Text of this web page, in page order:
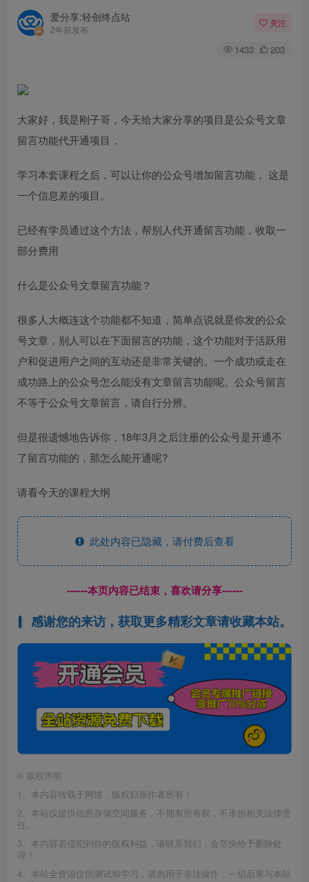
爱分享:轻创终点站
2年前发布
关注
1433 203
大家好，我是刚子哥，今天给大家分享的项目是公众号文章
留言功能代开通项目，
学习本套课程之后，可以让你的公众号增加留言功能， 这是
一个信息差的项目。
已经有学员通过这个方法，帮别人代开通留言功能，收取一
部分费用
什么是公众号文章留言功能？
很多人大概连这个功能都不知道，简单点说就是你发的公众
号文章，别人可以在下面留言的功能，这个功能对于活跃用
户和促进用户之间的互动还是非常关键的。一个成功或走在
成功路上的公众号怎么能没有文章留言功能呢。公众号留言
不等于公众号文章留言，请自行分辨。
但是很遗憾地告诉你，18年3月之后注册的公众号是开通不
了留言功能的，那怎么能开通呢?
请看今天的课程大纲
此处内容已隐藏，请付费后查看
------本页内容已结束，喜欢请分享------
感谢您的来访，获取更多精彩文章请收藏本站。
© 版权声明
1、本内容转载于网络，版权归原作者所有！
2、本站仅提供信息存储空间服务，不拥有所有权，不承担相关法律责
任。
3、本内容若侵犯到你的版权利益，请联系我们，会尽快给予删除处
理！
4、本站全资源仅供测试和学习，请勿用于非法操作，一切后果与本站